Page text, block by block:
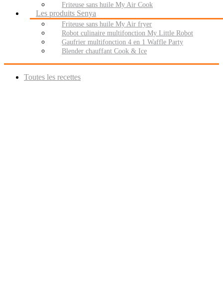
Friteuse sans huile My Air Cook
Les produits Senya
Friteuse sans huile My Air fryer
Robot culinaire multifonction My Little Robot
Gaufrier multifonction 4 en 1 Waffle Party
Blender chauffant Cook & Ice
Toutes les recettes